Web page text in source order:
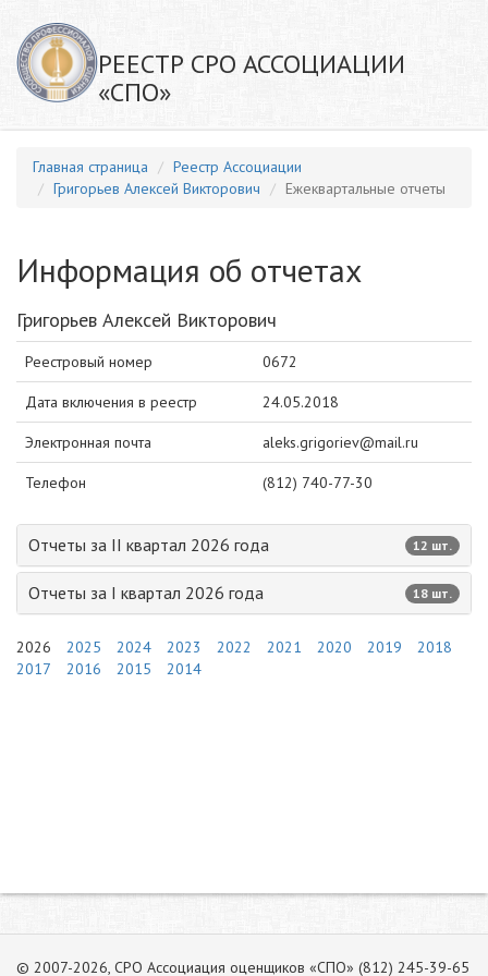
РЕЕСТР СРО АССОЦИАЦИИ
«СПО»
Главная страница
Реестр Ассоциации
Григорьев Алексей Викторович
Ежеквартальные отчеты
Информация об отчетах
Григорьев Алексей Викторович
Реестровый номер 0672
Дата включения в реестр 24.05.2018
Электронная почта aleks.grigoriev@mail.ru
Телефон (812) 740-77-30
Отчеты за II квартал 2026 года 12 шт.
Отчеты за I квартал 2026 года 18 шт.
2026 2025 2024 2023 2022 2021 2020 2019
2018
2017
2016 2015 2014
© 2007-2026, СРО Ассоциация оценщиков «СПО» (812) 245-39-65